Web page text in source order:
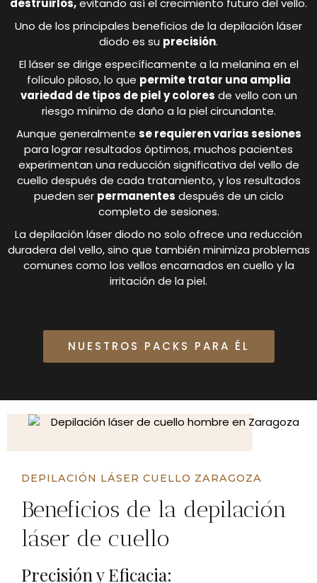
destruirlos,evitando así el crecimiento futuro del vello.
Uno de los principales beneficios de la depilación láser
diodo es su precisión.
El láser se dirige específicamente a la melanina en el
folículo piloso, lo que permite tratar una amplia
variedad de tipos de piel y colores de vello con un
riesgo mínimo de daño a la piel circundante.
Aunque generalmente se requieren varias sesiones
para lograr resultados óptimos, muchos pacientes
experimentan una reducción significativa del vello de
cuello después de cada tratamiento, y los resultados
pueden ser permanentes después de un ciclo
completo de sesiones.
La depilación láser diodo no solo ofrece una reducción
duradera del vello, sino que también minimiza problemas
comunes como los vellos encarnados en cuello y la
irritación de la piel.
NUESTROS PACKS PARA ÉL
DEPILACIÓN LÁSER CUELLO ZARAGOZA
Beneficios de la depilación
láser de cuello
Precisión y Eficacia: